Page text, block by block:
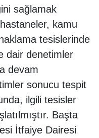
sağlamak
kamu
tesislerinde
dair denetimler
devam
sonucu tespit
ilgili tesisler
Başta
İtfaiye Dairesi